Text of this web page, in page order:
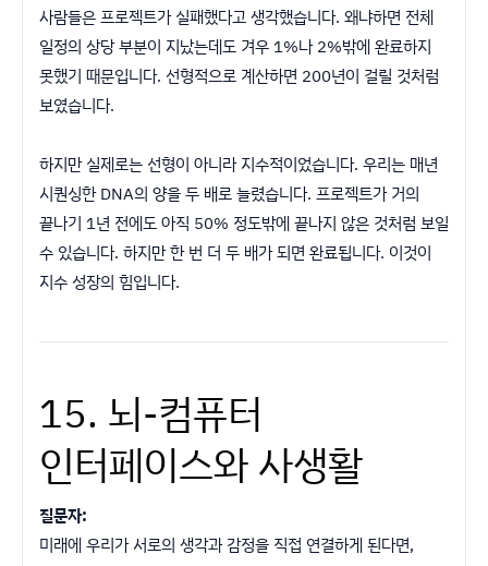
사람들은 프로젝트가 실패했다고 생각했습니다. 왜냐하면 전체
일정의 상당 부분이 지났는데도 겨우 1%나 2%밖에 완료하지
못했기 때문입니다. 선형적으로 계산하면 200년이 걸릴 것처럼
보였습니다.
하지만 실제로는 선형이 아니라 지수적이었습니다. 우리는 매년
시퀀싱한 DNA의 양을 두 배로 늘렸습니다. 프로젝트가 거의
끝나기 1년 전에도 아직 50% 정도밖에 끝나지 않은 것처럼 보일
수 있습니다. 하지만 한 번 더 두 배가 되면 완료됩니다. 이것이
지수 성장의 힘입니다.
15. 뇌-컴퓨터
인터페이스와 사생활
질문자:
미래에 우리가 서로의 생각과 감정을 직접 연결하게 된다면,